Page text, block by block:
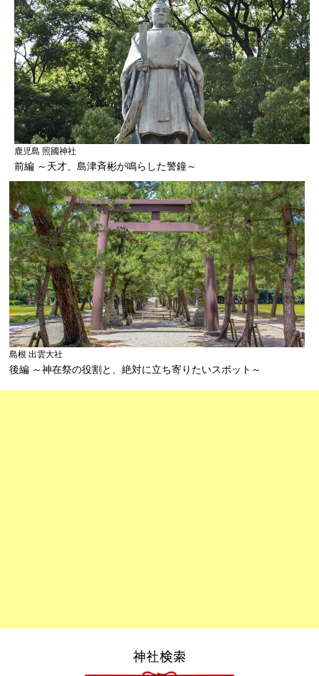
鹿児島 照國神社
前編 ～天才、島津斉彬が鳴らした警鐘～
島根 出雲大社
後編 ～神在祭の役割と、絶対に立ち寄りたいスポット～